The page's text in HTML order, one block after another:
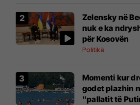
Zelensky në
nuk e ka
për Kosovën
Politikë
Momenti kur
godet plazhin
"pallatit të